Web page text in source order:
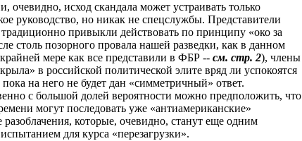
очевидно, исход скандала может устраивать только
руководство, но никак не спецслужбы. Представители
привыкли действовать по принципу «око за
столь позорного провала нашей разведки, как в данном
мере как все представили в ФБР -- см. стр. 2), члены
в российской политической элите вряд ли успокоятся
пока на него не будет дан «симметричный» ответ.
с большой долей вероятности можно предположить, что
могут последовать уже «антиамериканские»
которые, очевидно, станут еще одним
для курса «перезагрузки».